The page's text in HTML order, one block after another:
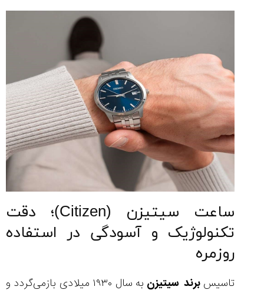
ساعت سیتیزن (Citizen)؛ دقت
تکنولوژیک و آسودگی در استفاده
روزمره
تاسیسبرند سیتیزن
به سال ۱۹۳۰ میلادی بازمی‌گردد و